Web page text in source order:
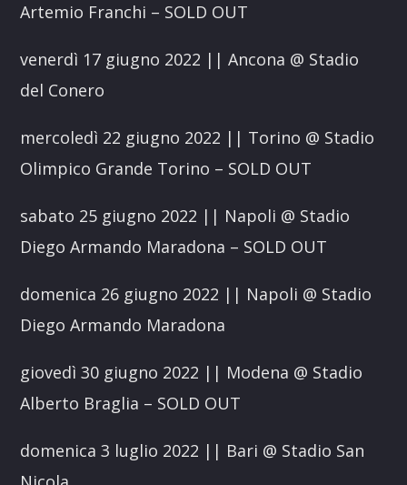
Artemio Franchi – SOLD OUT
venerdì 17 giugno 2022 || Ancona @ Stadio
del Conero
mercoledì 22 giugno 2022 || Torino @ Stadio
Olimpico Grande Torino – SOLD OUT
sabato 25 giugno 2022 || Napoli @ Stadio
Diego Armando Maradona – SOLD OUT
domenica 26 giugno 2022 || Napoli @ Stadio
Diego Armando Maradona
giovedì 30 giugno 2022 || Modena @ Stadio
Alberto Braglia – SOLD OUT
domenica 3 luglio 2022 || Bari @ Stadio San